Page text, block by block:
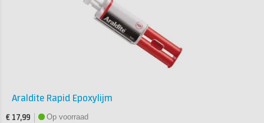
Araldite Rapid Epoxylijm
€ 17,99
Op voorraad